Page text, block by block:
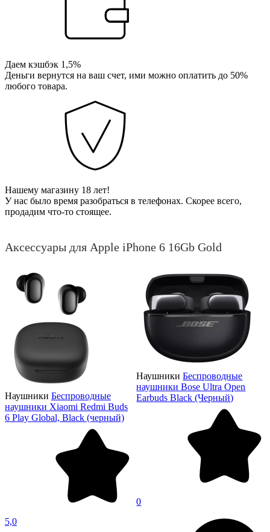
Даем кэшбэк 1,5%
Деньги вернутся на ваш счет, ими можно оплатить до 50%
любого товара.
Нашему магазину 18 лет!
У нас было время разобраться в телефонах. Скорее всего,
продадим что-то стоящее.
Аксессуары для Apple iPhone 6 16Gb Gold
Наушники Беспроводные
наушники Xiaomi Redmi Buds
6 Play Global, Black (черный)
5,0
Наушники Беспроводные
наушники Bose Ultra Open
Earbuds Black (Черный)
0